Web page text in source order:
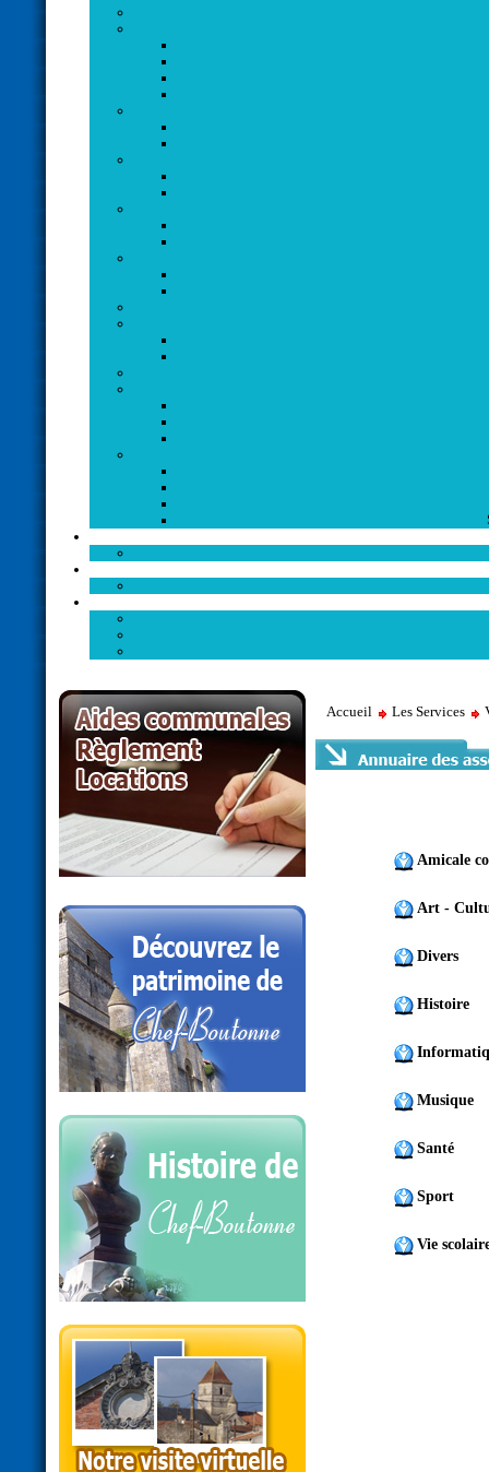
Accueil Les Services
Amicale
Art -
Divers
Histoire
Musique
Santé
Sport
Vie